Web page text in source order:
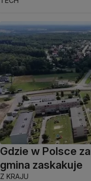
Gdzie w Polsce
gmina zaskakuje
Z KRAJU